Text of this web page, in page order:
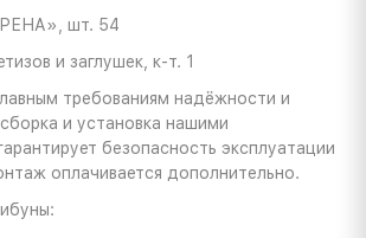
шт. 54
и заглушек, к-т. 1
требованиям надёжности и
и установка нашими
безопасность эксплуатации
оплачивается дополнительно.